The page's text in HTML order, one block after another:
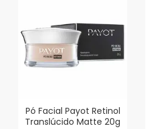
Pó Facial Payot Retinol
Translúcido Matte 20g